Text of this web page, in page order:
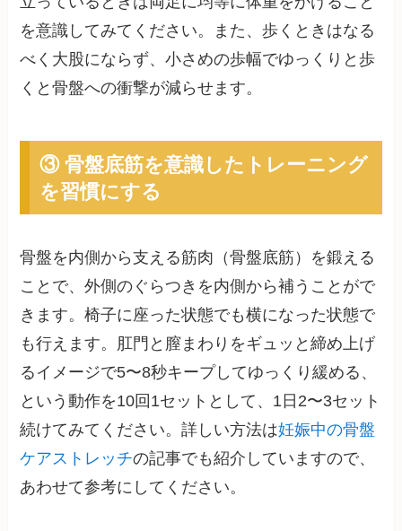
を意識してみてください。また、歩くときはなる
べく大股にならず、小さめの歩幅でゆっくりと歩
くと骨盤への衝撃が減らせます。
③ 骨盤底筋を意識したトレーニング
を習慣にする
骨盤を内側から支える筋肉（骨盤底筋）を鍛える
ことで、外側のぐらつきを内側から補うことがで
きます。椅子に座った状態でも横になった状態で
も行えます。肛門と膣まわりをギュッと締め上げ
るイメージで5〜8秒キープしてゆっくり緩める、
という動作を10回1セットとして、1日2〜3セット
続けてみてください。詳しい方法は妊娠中の骨盤
ケアストレッチの記事でも紹介していますので、
あわせて参考にしてください。